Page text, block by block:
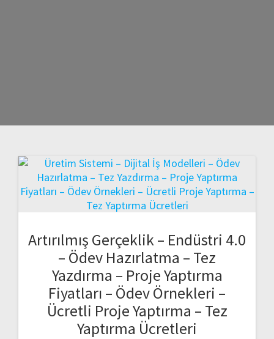
Artırılmış Gerçeklik – Endüstri 4.0
– Ödev Hazırlatma – Tez
Yazdırma – Proje Yaptırma
Fiyatları – Ödev Örnekleri –
Ücretli Proje Yaptırma – Tez
Yaptırma Ücretleri